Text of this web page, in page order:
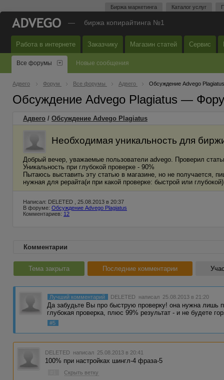
Биржа маркетинга Каталог услуг
— биржа копирайтинга №1
Работа в интернете Заказчику Магазин статей Сервис
Все форумы Новые сообщения
Адвего Форум Все форумы Адвего Обсуждение Advego Plagiatus
Обсуждение Advego Plagiatus —
Адвего / Обсуждение Advego Plagiatus
Необходимая уникальность для
Добрый вечер, уважаемые пользователи advego. Проверил
Уникальность при глубокой проверке - 90%
Пытаюсь выставить эту статью в магазине, но не получается,
нужная для рерайта(и при какой проверке: быстрой или
Написал: DELETED , 25.08.2013 в 20:37
В форуме: Обсуждение Advego Plagiatus
Комментариев: 12
Комментарии
Тема закрыта Последние комментарии
Лучший комментарий DELETED написал 25.08.2013 в 21:20
Да забудьте Вы про быструю проверку! она нужна лишь
глубокая проверка, плюс 99% результат - и не будете
#5
DELETED написал 25.08.2013 в 20:41
100% при настройках шингл-4 фраза-5
Скрыть ветку